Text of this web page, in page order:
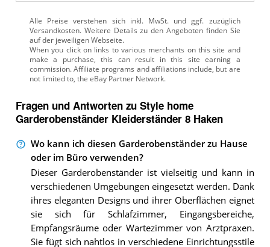
Alle Preise verstehen sich inkl. MwSt. und ggf. zuzüglich
Versandkosten. Weitere Details zu den Angeboten finden Sie
auf der jeweiligen Webseite.
Fragen und Antworten zu Style home
Garderobenständer Kleiderständer 8 Haken
Wo kann ich diesen Garderobenständer zu Hause
oder im Büro verwenden?
Dieser Garderobenständer ist vielseitig und kann in
verschiedenen Umgebungen eingesetzt werden. Dank
ihres eleganten Designs und ihrer Oberflächen eignet
sie sich für Schlafzimmer, Eingangsbereiche,
Empfangsräume oder Wartezimmer von Arztpraxen.
Sie fügt sich nahtlos in verschiedene Einrichtungsstile